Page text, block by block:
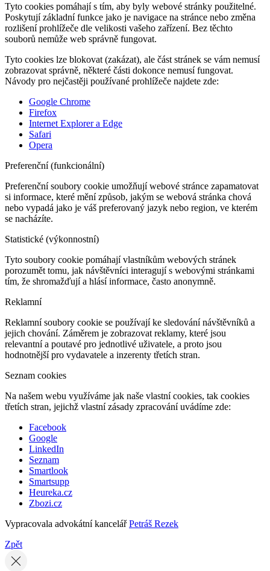
Tyto cookies pomáhají s tím, aby byly webové stránky použitelné.
Poskytují základní funkce jako je navigace na stránce nebo změna
rozlišení prohlížeče dle velikosti vašeho zařízení. Bez těchto
souborů nemůže web správně fungovat.
Tyto cookies lze blokovat (zakázat), ale část stránek se vám nemusí
zobrazovat správně, některé části dokonce nemusí fungovat.
Návody pro nejčastěji používané prohlížeče najdete zde:
Google Chrome
Firefox
Internet Explorer a Edge
Safari
Opera
Preferenční (funkcionální)
Preferenční soubory cookie umožňují webové stránce zapamatovat
si informace, které mění způsob, jakým se webová stránka chová
nebo vypadá jako je váš preferovaný jazyk nebo region, ve kterém
se nacházíte.
Statistické (výkonnostní)
Tyto soubory cookie pomáhají vlastníkům webových stránek
porozumět tomu, jak návštěvníci interagují s webovými stránkami
tím, že shromažďují a hlásí informace, často anonymně.
Reklamní
Reklamní soubory cookie se používají ke sledování návštěvníků a
jejich chování. Záměrem je zobrazovat reklamy, které jsou
relevantní a poutavé pro jednotlivé uživatele, a proto jsou
hodnotnější pro vydavatele a inzerenty třetích stran.
Seznam cookies
Na našem webu využíváme jak naše vlastní cookies, tak cookies
třetích stran, jejichž vlastní zásady zpracování uvádíme zde:
Facebook
Google
LinkedIn
Seznam
Smartlook
Smartsupp
Heureka.cz
Zbozi.cz
Vypracovala advokátní kancelářPetráš Rezek
Zpět